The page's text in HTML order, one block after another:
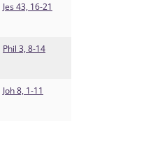
Jes 43, 16-21
Phil 3, 8-14
Joh 8, 1-11